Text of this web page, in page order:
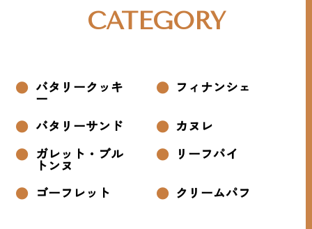
CATEGORY
バタリークッキ
ー
フィナンシェ
バタリーサンド
カヌレ
ガレット・ブル
トンヌ
リーフパイ
ゴーフレット クリームパフ